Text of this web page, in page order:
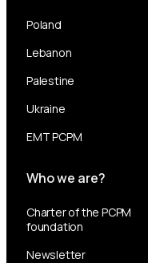
Poland
Lebanon
Palestine
Ukraine
EMT PCPM
Who we are?
Charter of the PCPM
foundation
Newsletter